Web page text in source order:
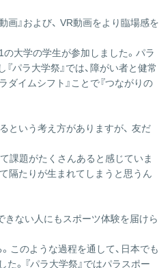
画』および、 VR動画をより臨場感を
の大学の学生が参加しました。パラ
パラ大学祭』では、障がい者と健常
イムシフト』ことで『つながりの
という考え方がありますが、 友だ
課題がたくさんあると感じていま
隔たりが生まれてしまうと思うん
きない人にもスポーツ体験を届けら
このような過程を通して、日本でも
。『パラ大学祭』ではパラスポー